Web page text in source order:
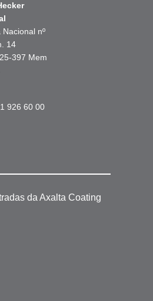
Nacional nº
14
397 Mem
926 60 00
da Axalta Coating